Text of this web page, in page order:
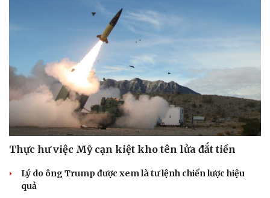
Thực hư việc Mỹ cạn kiệt kho tên lửa đắt tiền
Lý do ông Trump được xem là tư lệnh chiến lược hiệu
quả